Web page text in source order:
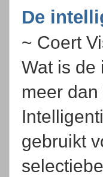
De
~ Coert
Wat is de
meer
gebruikt